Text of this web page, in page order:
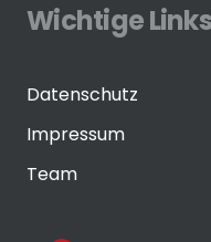
Wichtige Links
Datenschutz
Impressum
Team